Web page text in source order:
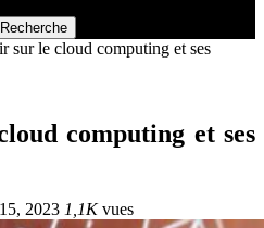
Recherche
sur le cloud computing et ses
computing et ses
2023 1,1Kvues